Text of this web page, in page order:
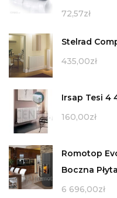
72,57zł
Stelrad
435,00zł
Irsap Tesi 4
160,00zł
Romotop
Boczna
6 696,00zł